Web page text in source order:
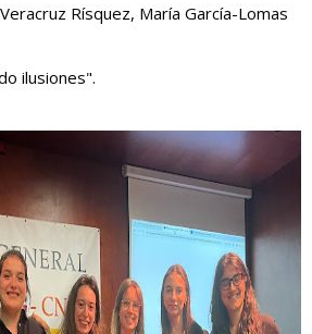
Rísquez, María García-Lomas
ilusiones".